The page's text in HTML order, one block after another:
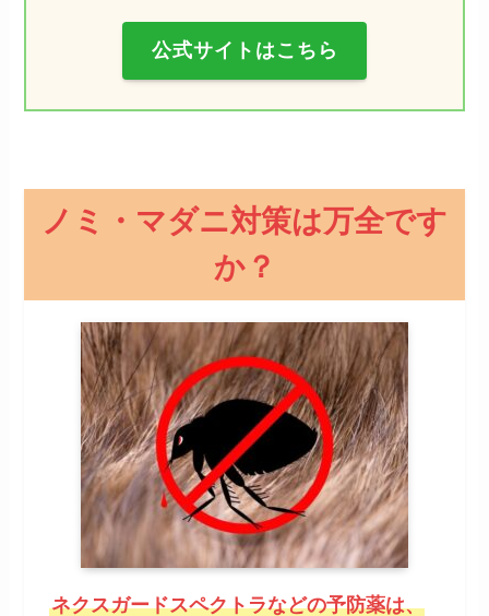
公式サイトはこちら
ノミ・マダニ対策は万全です
か？
ネクスガードスペクトラなどの予防薬は、